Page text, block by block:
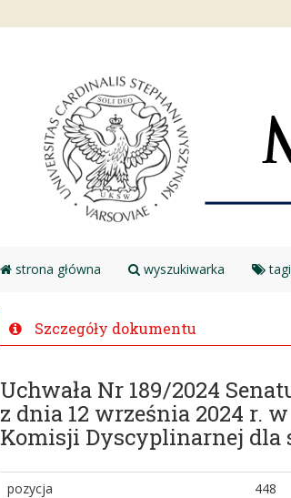
strona główna wyszukiwarka tagi
Szczegóły dokumentu
Uchwała Nr 189/2024
z dnia 12 września 2024 r.
Komisji Dyscyplinarnej dla
pozycja
448